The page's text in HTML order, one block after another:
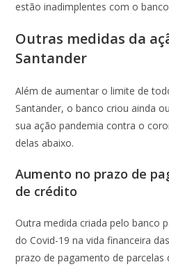
estão inadimplentes com o
Outras medidas da
Santander
Além de aumentar o limite de
Santander, o banco criou ainda
sua ação pandemia contra o
delas abaixo.
Aumento no prazo de
de crédito
Outra medida criada pelo banco
do Covid-19 na vida financeira
prazo de pagamento de parcelas